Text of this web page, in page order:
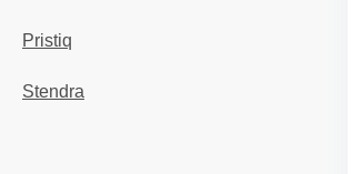
Pristiq
Stendra